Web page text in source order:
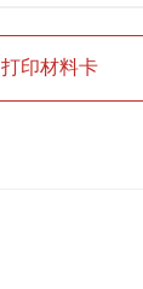
打印材料卡